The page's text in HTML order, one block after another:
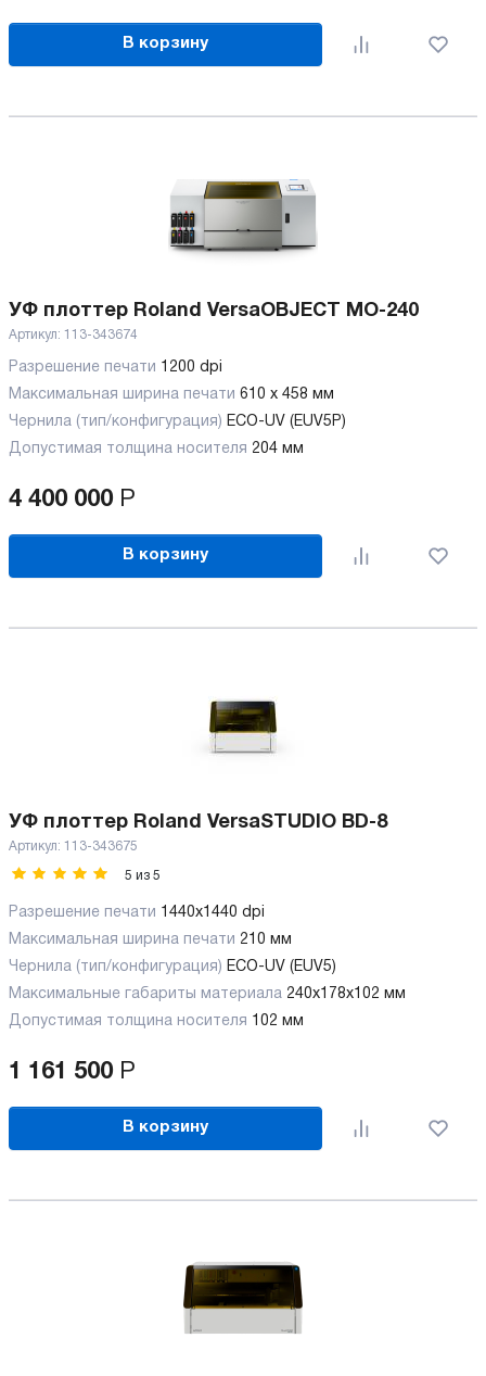
В корзину
УФ плоттер Roland VersaOBJECT MO-240
Артикул: 113-343674
Разрешение печати 1200 dpi
Максимальная ширина печати 610 x 458 мм
Чернила (тип/конфигурация) ECO-UV (EUV5P)
Допустимая толщина носителя 204 мм
4 400 000 Р
В корзину
УФ плоттер Roland VersaSTUDIO BD-8
Артикул: 113-343675
5 из 5
Разрешение печати 1440x1440 dpi
Максимальная ширина печати 210 мм
Чернила (тип/конфигурация) ECO-UV (EUV5)
Максимальные габариты материала 240х178х102 мм
Допустимая толщина носителя 102 мм
1 161 500 Р
В корзину